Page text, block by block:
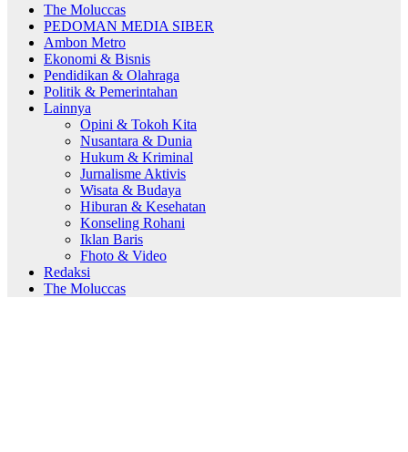
The Moluccas
PEDOMAN MEDIA SIBER
Ambon Metro
Ekonomi & Bisnis
Pendidikan & Olahraga
Politik & Pemerintahan
Lainnya
Opini & Tokoh Kita
Nusantara & Dunia
Hukum & Kriminal
Jurnalisme Aktivis
Wisata & Budaya
Hiburan & Kesehatan
Konseling Rohani
Iklan Baris
Fhoto & Video
Redaksi
The Moluccas